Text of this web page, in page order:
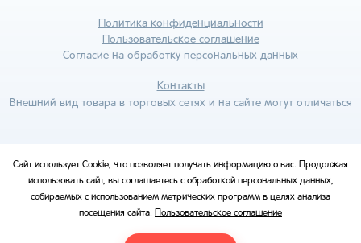
Политика конфиденциальности
Пользовательское соглашение
Согласие на обработку персональных данных
Контакты
Внешний вид товара в торговых сетях и на сайте могут отличаться
Сайт использует Cookie, что позволяет получать информацию о вас. Продолжая
использовать сайт, вы соглашаетесь с обработкой персональных данных,
собираемых с использованием метрических программ в целях анализа
посещения сайта. Пользовательское соглашение